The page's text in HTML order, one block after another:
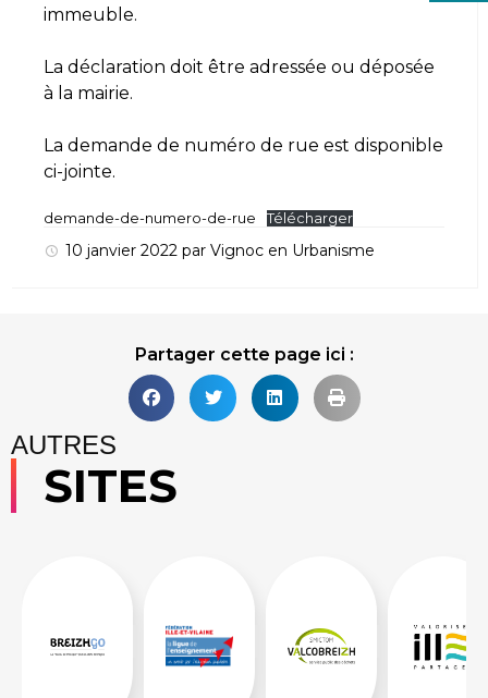
immeuble.
La déclaration doit être adressée ou déposée
à la mairie.
La demande de numéro de rue est disponible
ci-jointe.
demande-de-numero-de-rue Télécharger
10 janvier 2022 par Vignoc en Urbanisme
Partager cette page ici :
AUTRES
SITES